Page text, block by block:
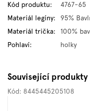
Kód produktu:
4767-65
Materiál legíny:
95%
Materiál trička:
100%
Pohlaví: holky
Související produkty
Kód: 8445445205108